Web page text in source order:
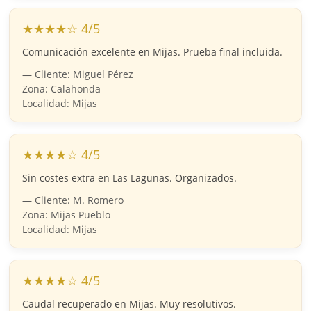
★★★★☆ 4/5
Comunicación excelente en Mijas. Prueba final incluida.
— Cliente: Miguel Pérez
Zona: Calahonda
Localidad: Mijas
★★★★☆ 4/5
Sin costes extra en Las Lagunas. Organizados.
— Cliente: M. Romero
Zona: Mijas Pueblo
Localidad: Mijas
★★★★☆ 4/5
Caudal recuperado en Mijas. Muy resolutivos.